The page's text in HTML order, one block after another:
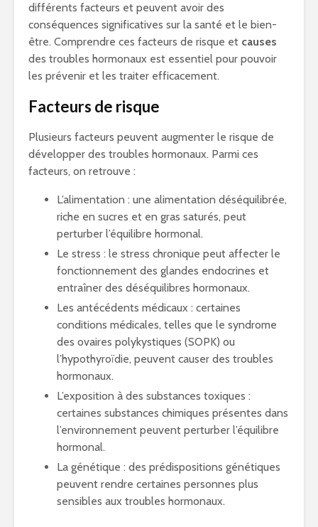
différents facteurs et peuvent avoir des
conséquences significatives sur la santé et le bien-
être. Comprendre ces facteurs de risque et causes
des troubles hormonaux est essentiel pour pouvoir
les prévenir et les traiter efficacement.
Facteurs de risque
Plusieurs facteurs peuvent augmenter le risque de
développer des troubles hormonaux. Parmi ces
facteurs, on retrouve :
L’alimentation : une alimentation déséquilibrée,
riche en sucres et en gras saturés, peut
perturber l’équilibre hormonal.
Le stress : le stress chronique peut affecter le
fonctionnement des glandes endocrines et
entraîner des déséquilibres hormonaux.
Les antécédents médicaux : certaines
conditions médicales, telles que le syndrome
des ovaires polykystiques (SOPK) ou
l’hypothyroïdie, peuvent causer des troubles
hormonaux.
L’exposition à des substances toxiques :
certaines substances chimiques présentes dans
l’environnement peuvent perturber l’équilibre
hormonal.
La génétique : des prédispositions génétiques
peuvent rendre certaines personnes plus
sensibles aux troubles hormonaux.